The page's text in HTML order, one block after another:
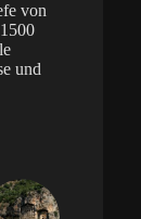
von
und